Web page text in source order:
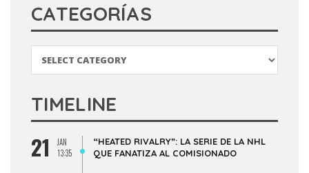
CATEGORÍAS
TIMELINE
21
JAN
13:35
“HEATED RIVALRY”: LA SERIE DE LA NHL
QUE FANATIZA AL COMISIONADO